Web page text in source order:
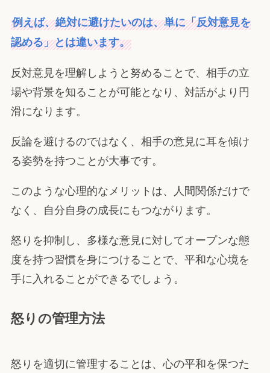
例えば、絶対に避けたいのは、単に「反対意見を
認める」とは違います。
反対意見を理解しようと努めることで、相手の立
場や背景を知ることが可能となり、対話がより円
滑になります。
反論を避けるのではなく、相手の意見に耳を傾け
る姿勢を持つことが大事です。
このような心理的なメリットは、人間関係だけで
なく、自分自身の成長にもつながります。
怒りを抑制し、多様な意見に対してオープンな態
度を持つ習慣を身につけることで、平和な心境を
手に入れることができるでしょう。
怒りの管理方法
怒りを適切に管理することは、心の平和を保つた